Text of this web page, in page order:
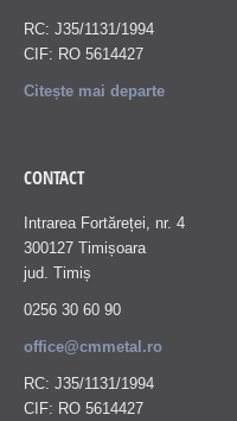
RC: J35/1131/1994
CIF: RO 5614427
Citește mai departe
CONTACT
Intrarea Fortăreței, nr. 4
300127 Timișoara
jud. Timiș
0256 30 60 90
office@cmmetal.ro
RC: J35/1131/1994
CIF: RO 5614427